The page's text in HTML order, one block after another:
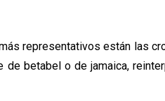
representativos están las
betabel o de jamaica,